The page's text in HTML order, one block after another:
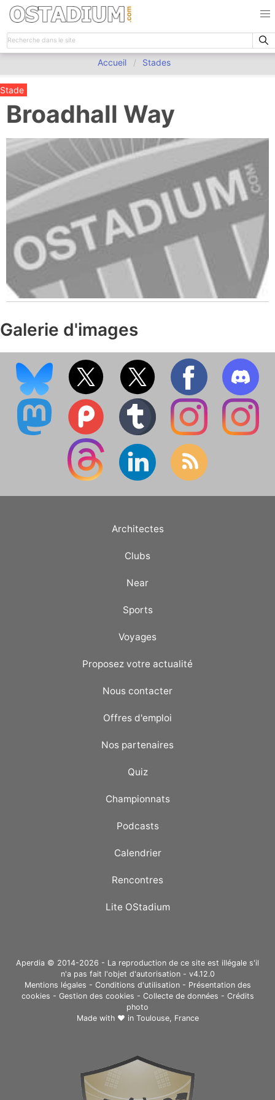
Accueil Stades
Stade
Broadhall Way
Galerie d'images
Architectes
Clubs
Near
Sports
Voyages
Proposez votre actualité
Nous contacter
Offres d'emploi
Nos partenaires
Quiz
Championnats
Podcasts
Calendrier
Rencontres
Lite OStadium
Aperdia © 2014-2026 - La reproduction de ce site est illégale s'il
n'a pas fait l'objet d'autorisation - v4.12.0
Mentions légales - Conditions d'utilisation- Présentation des
cookies - Gestion des cookies - Collecte de données - Crédits
photo
Made with ❤ in Toulouse, France